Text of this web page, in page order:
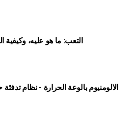
التعب: ما هو عليه، وكيفية
الالومنيوم بالوعة الحرارة - نظام تدفئة